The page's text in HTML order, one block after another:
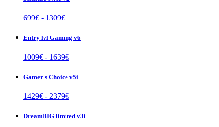
699€ - 1309€
Entry lvl Gaming v6
1009€ - 1639€
Gamer's Choice v5i
1429€ - 2379€
DreamBIG limited v3i